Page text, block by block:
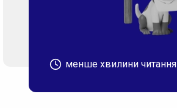
менше хвилини читання